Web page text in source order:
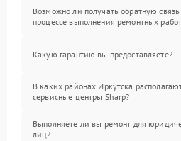
Возможно ли получать обратную связь
процессе выполнения ремонтных
Какую гарантию вы предоставляете?
В каких районах Иркутска
сервисные центры Sharp?
Выполняете ли вы ремонт для
лиц?